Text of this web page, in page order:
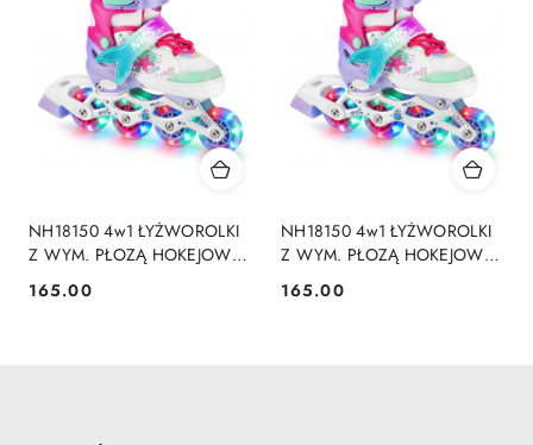
NH18150 4w1 ŁYŻWOROLKI
Z WYM. PŁOZĄ HOKEJOWĄ
MAZZY ROZM. M(35-38) NILS
FUN
Cena:
165.00
NH18150 4w1 ŁYŻWOROLKI
Z WYM. PŁOZĄ HOKEJOWĄ
MAZZY ROZM. S(31-34) NILS
FUN
Cena:
165.00